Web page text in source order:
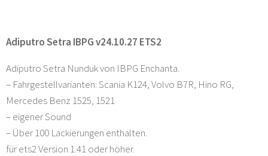
Adiputro Setra IBPG v24.10.27 ETS2
Adiputro Setra Nunduk von IBPG Enchanta.
– Fahrgestellvarianten: Scania K124, Volvo B7R, Hino RG,
Mercedes Benz 1525, 1521
– eigener Sound
– Über 100 Lackierungen enthalten.
für ets2 Version 1.41 oder höher.